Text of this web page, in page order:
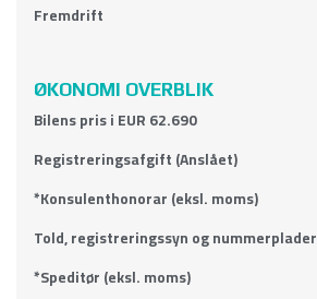
Fremdrift
ØKONOMI OVERBLIK
Bilens pris i EUR 62.690
Registreringsafgift (Anslået)
*Konsulenthonorar (eksl. moms)
Told, registreringssyn og nummerplader
*Speditør (eksl. moms)